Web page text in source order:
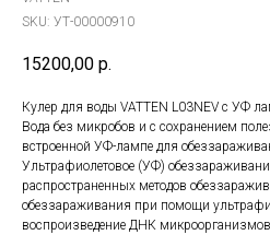
SKU: УТ-00000910
15200,00 р.
Кулер для воды VATTEN L03NEV c УФ
Вода без микробов и с сохранением
встроенной УФ-лампе для
Ультрафиолетовое (УФ)
распространенных методов
обеззараживания при помощи
воспроизведение ДНК